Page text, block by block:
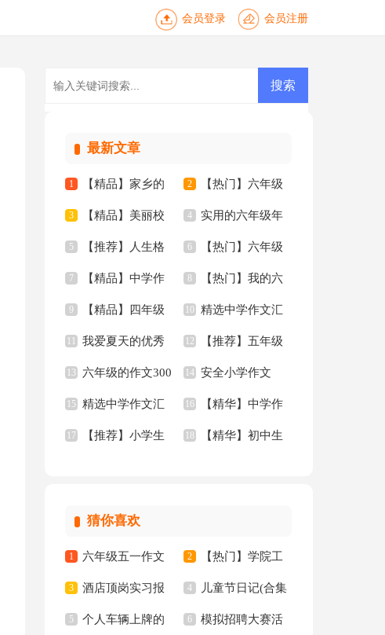
会员登录 会员注册
最新文章
1 【精品】家乡的
河三年级的作文300
字四篇
2 【热门】六年级
作文300字汇编8篇
3 【精品】美丽校
园三年级作文300字
四篇
4 实用的六年级年
的作文300字汇总9篇
5 【推荐】人生格
言锦集45句
6 【热门】六年级
作文300字汇总8篇
7 【精品】中学作
文三篇
8 【热门】我的六
年级小学作文3篇
9 【精品】四年级
的我作文9篇
10 精选中学作文汇
总8篇
11 我爱夏天的优秀
作文
12 【推荐】五年级
叙事作文十篇
13 六年级的作文300
字四篇
14 安全小学作文
15 精选中学作文汇
总五篇
16 【精华】中学作
文400字7篇
17 【推荐】小学生 18 【精华】初中生
猜你喜欢
1 六年级五一作文
300字集锦7篇
2 【热门】学院工
作计划四篇
3 酒店顶岗实习报
告十篇
4 儿童节日记(合集
15篇)
5 个人车辆上牌的 6 模拟招聘大赛活